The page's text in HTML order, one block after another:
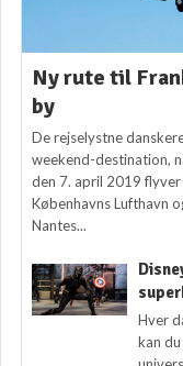
Ny rute til
by
De rejselystne
weekend-destination,
den 7. april 2019
Københavns Lufthavn
Nantes...
Hver
kan